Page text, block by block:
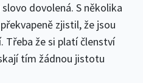
dovolená. S několika
zjistil, že jsou
Třeba že si platí členství
tím žádnou jistotu